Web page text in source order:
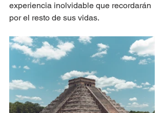
experiencia inolvidable que recordarán
por el resto de sus vidas.